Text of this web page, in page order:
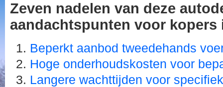
Zeven nadelen van deze
aandachtspunten voor kopers
Beperkt aanbod tweedehands
Hoge onderhoudskosten voor
Langere wachttijden voor